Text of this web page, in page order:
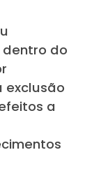
do
exclusão
a